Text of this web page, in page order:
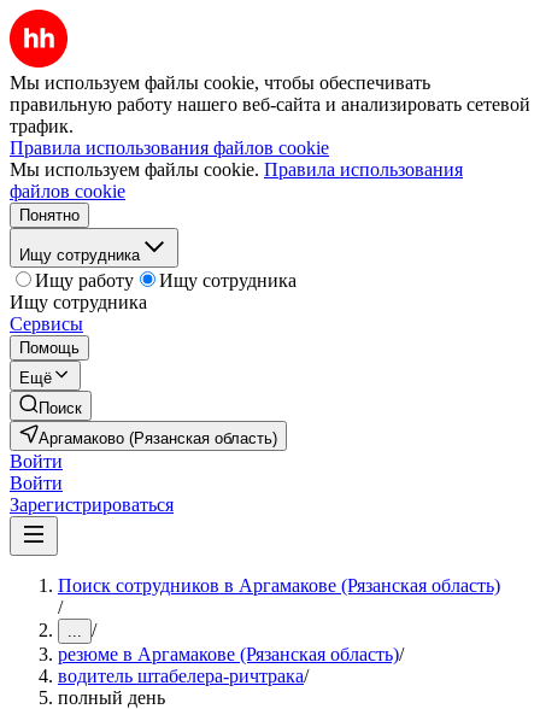
Мы используем файлы cookie, чтобы обеспечивать
правильную работу нашего веб-сайта и анализировать сетевой
трафик.
Правила использования файлов cookie
Мы используем файлы cookie. Правила использования
файлов cookie
Понятно
Ищу сотрудника
Ищу работу
Ищу сотрудника
Ищу сотрудника
Сервисы
Помощь
Ещё
Поиск
Аргамаково (Рязанская область)
Войти
Войти
Зарегистрироваться
Поиск сотрудников в Аргамакове (Рязанская область)
/
... /
резюме в Аргамакове (Рязанская область)/
водитель штабелера-ричтрака/
полный день